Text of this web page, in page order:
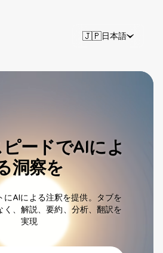
🇯🇵日本語
ードでAIによ
洞察を
にAIによる注釈を提供。タブを
く、解説、要約、分析、翻訳を
実現